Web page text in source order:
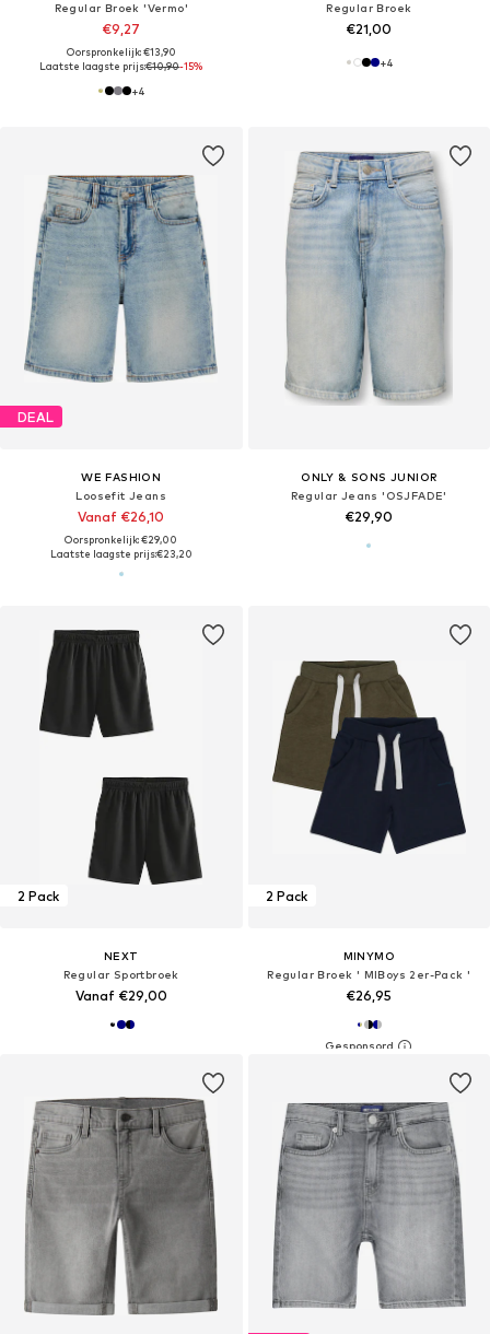
Regular Broek 'Vermo'
€9,27
Oorspronkelijk: €13,90
Laatste laagste prijs:€10,90-15%
+4
Regular Broek
€21,00
+4
DEAL
WE FASHION
Loosefit Jeans
Vanaf €26,10
Oorspronkelijk: €29,00
Laatste laagste prijs:€23,20
ONLY & SONS JUNIOR
Regular Jeans 'OSJFADE'
€29,90
2 Pack
NEXT
Regular Sportbroek
Vanaf €29,00
2 Pack
MINYMO
Regular Broek ' MIBoys 2er-Pack '
€26,95